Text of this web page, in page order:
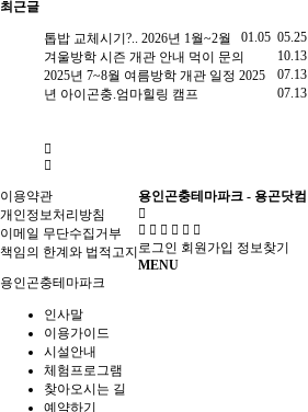
최근글
05.25
톱밥 교체시기?.. 01.05
2026년 1월~2월
겨울방학 시즌 개관 안내
10.13
먹이 문의
07.13
2025년 7~8월 여름방학 개관 일정
07.13
2025
년 아이곤충.엄마힐링 캠프
이용약관
개인정보처리방침
이메일 무단수집거부
책임의 한계와 법적고지
용인곤충테마파크 - 용곤닷컴
로그인 회원가입 정보찾기
MENU
용인곤충테마파크
인사말
이용가이드
시설안내
체험프로그램
찾아오시는 길
예약하기